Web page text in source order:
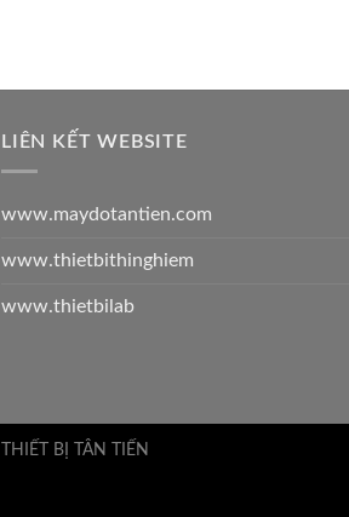
LIÊN KẾT WEBSITE
www.maydotantien.com
www.thietbithinghiem
www.thietbilab
THIẾT BỊ TÂN TIẾN